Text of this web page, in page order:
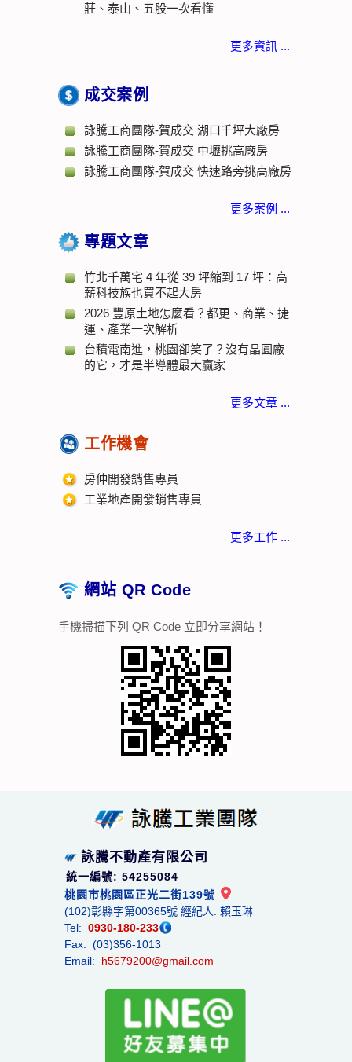
莊、泰山、五股一次看懂
更多資訊 ...
成交案例
詠騰工商團隊-賀成交 湖口千坪大廠房
詠騰工商團隊-賀成交 中壢挑高廠房
詠騰工商團隊-賀成交 快速路旁挑高廠房
更多案例 ...
專題文章
竹北千萬宅 4 年從 39 坪縮到 17 坪：高
薪科技族也買不起大房
2026 豐原土地怎麼看？都更、商業、捷
運、產業一次解析
台積電南進，桃園卻笑了？沒有晶圓廠
的它，才是半導體最大贏家
更多文章 ...
工作機會
房仲開發銷售專員
工業地產開發銷售專員
更多工作 ...
網站 QR Code
手機掃描下列 QR Code 立即分享網站！
詠騰不動產有限公司
統一編號: 54255084
桃園市桃園區正光二街139號
(102)彰縣字第00365號 經紀人: 賴玉琳
Tel: 0930-180-233
Fax: (03)356-1013
Email: h5679200@gmail.com